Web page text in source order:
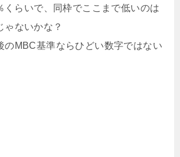
くらいで、同枠でここまで低いのは
ゃないかな？
のMBC基準ならひどい数字ではない